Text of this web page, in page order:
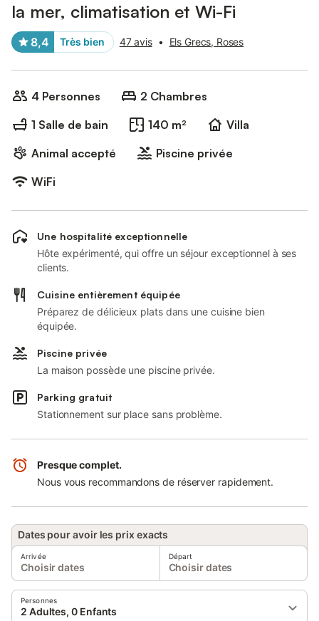
la mer, climatisation et Wi-Fi
8,4 Très bien 47 avis • Els Grecs, Roses
4 Personnes
2 Chambres
1 Salle de bain
140 m²
Villa
Animal accepté
Piscine privée
WiFi
Une hospitalité exceptionnelle
Hôte expérimenté, qui offre un séjour exceptionnel à ses
clients.
Cuisine entièrement équipée
Préparez de délicieux plats dans une cuisine bien
équipée.
Piscine privée
La maison possède une piscine privée.
Parking gratuit
Stationnement sur place sans problème.
Presque complet.
Nous vous recommandons de réserver rapidement.
Dates pour avoir les prix exacts
Arrivée
Choisir dates
Départ
Choisir dates
Personnes
2 Adultes, 0 Enfants